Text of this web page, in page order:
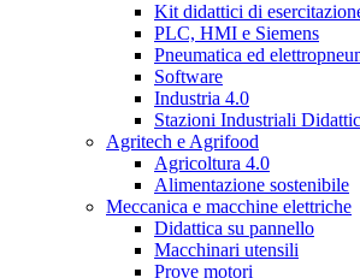
Kit didattici di
PLC, HMI e Siemens
Pneumatica ed
Software
Industria 4.0
Stazioni Industriali
Agritech e Agrifood
Agricoltura 4.0
Alimentazione sostenibile
Meccanica e macchine elettriche
Didattica su pannello
Macchinari utensili
Prove motori